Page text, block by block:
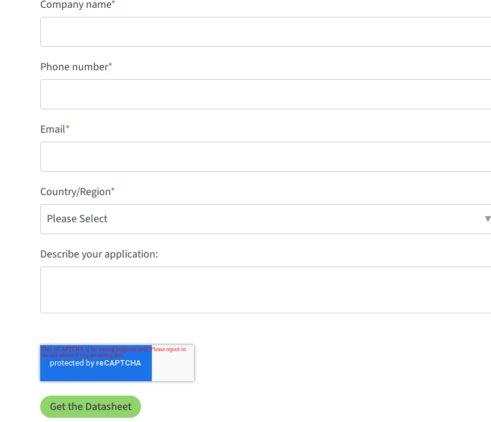
Company name*
Phone number*
Email*
Country/Region*
Describe your application: